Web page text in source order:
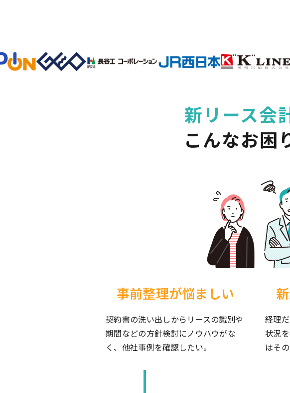
新リース会
こんなお困
事前整理が悩ましい
契約書の洗い出しからリースの識別や
期間などの方針検討にノウハウがな
く、他社事例を確認したい。
経理
状況
はそ